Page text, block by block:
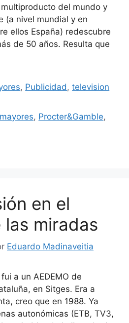
del mundo y
(a nivel mundial y en
ellos España) redescubre
de 50 años. Resulta que
, Publicidad,television
mayores, Procter&Gamble,
en el
miradas
Eduardo Madinaveitia
a un AEDEMO de
en Sitges. Era a
creo que en 1988. Ya
autonómicas (ETB, TV3,